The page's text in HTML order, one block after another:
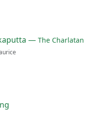
— The Charlatan